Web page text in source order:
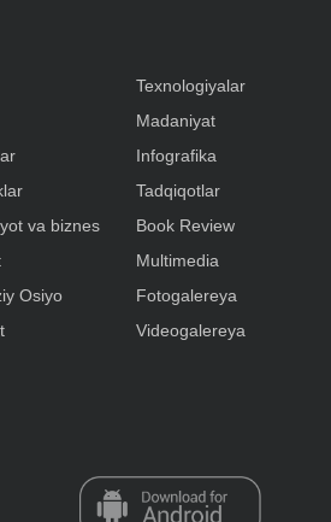
va biznes
Osiyo
Texnologiyalar
Madaniyat
Infografika
Tadqiqotlar
Book Review
Multimedia
Fotogalereya
Videogalereya